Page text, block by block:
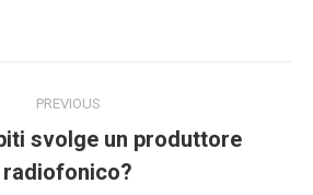
PREVIOUS
Previous
post:
svolge un produttore
radiofonico?